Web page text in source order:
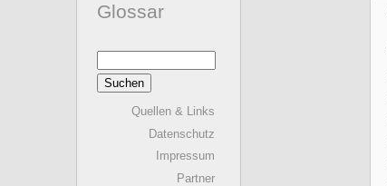
Glossar
Suchen
nach:
Quellen & Links
Datenschutz
Impressum
Partner